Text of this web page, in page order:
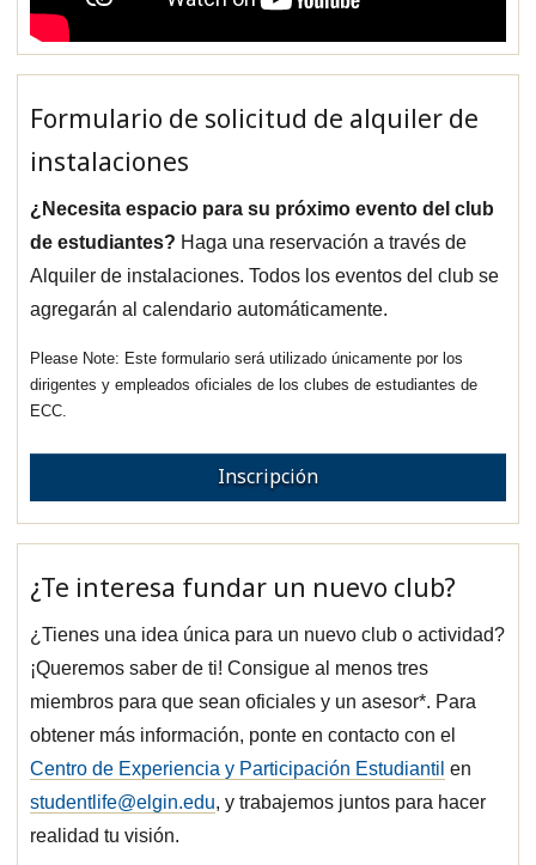
Formulario de solicitud de alquiler de
instalaciones
¿Necesita espacio para su próximo evento del club
de estudiantes? Haga una reservación a través de
Alquiler de instalaciones. Todos los eventos del club se
agregarán al calendario automáticamente.
Este formulario será utilizado únicamente por los
dirigentes y empleados oficiales de los clubes de estudiantes de
ECC.
Inscripción
¿Te interesa fundar un nuevo club?
¿Tienes una idea única para un nuevo club o actividad?
¡Queremos saber de ti! Consigue al menos tres
miembros para que sean oficiales y un asesor*. Para
obtener más información, ponte en contacto con el
Centro de Experiencia y Participación Estudiantil en
studentlife@elgin.edu, y trabajemos juntos para hacer
realidad tu visión.